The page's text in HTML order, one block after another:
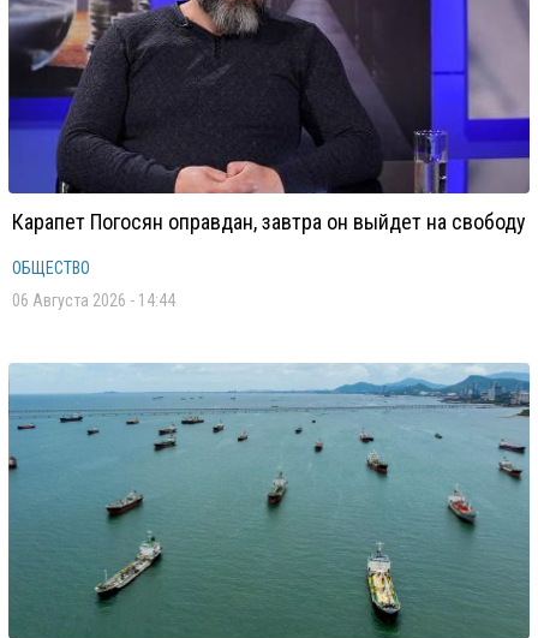
Карапет Погосян оправдан, завтра он выйдет на свободу
ОБЩЕСТВО
06 Августа 2026 - 14:44